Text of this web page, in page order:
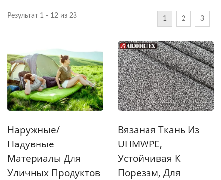
Результат 1 - 12 из 28 1 2 3
Наружные/
Надувные
Материалы Для
Уличных Продуктов
Вязаная Ткань Из
UHMWPE,
Устойчивая К
Порезам, Для